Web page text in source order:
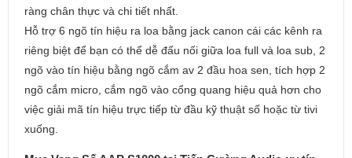
ràng chân thực và chi tiết nhất.
Hỗ trợ 6 ngõ tín hiệu ra loa bằng jack canon cái các kênh ra
riêng biệt để bạn có thể dễ đấu nối giữa loa full và loa sub, 2
ngõ vào tín hiệu bằng ngõ cắm av 2 đầu hoa sen, tích hợp 2
ngõ cắm micro, cắm ngõ vào cổng quang hiệu quả hơn cho
việc giải mã tín hiệu trực tiếp từ đầu kỹ thuật số hoặc từ tivi
xuống.